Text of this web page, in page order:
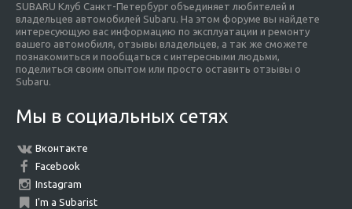
SUBARU Клуб Санкт-Петербург объединяет любителей и
владельцев автомобилей Subaru. На этом форуме вы найдете
интересующую вас информацию по эксплуатации и ремонту
вашего автомобиля, отзывы владельцев, а так же сможете
познакомиться и пообщаться с интересными людьми,
поделиться своим опытом или просто оставить отзывы о
Subaru.
Мы в социальных сетях
Вконтакте
Facebook
Instagram
I'm a Subarist